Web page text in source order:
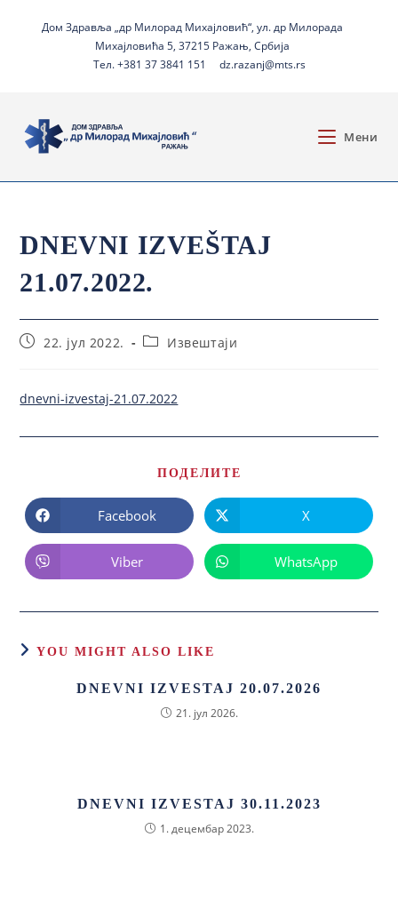
Дом Здравља „др Милорад Михајловић“, ул. др Милорада
Михајловића 5, 37215 Ражањ, Србија
Тел. +381 37 3841 151
dz.razanj@mts.rs
Мени
DNEVNI IZVEŠTAJ
21.07.2022.
22. јул 2022. Извештаји
dnevni-izvestaj-21.07.2022
ПОДЕЛИТЕ
Facebook X
Viber WhatsApp
YOU MIGHT ALSO LIKE
DNEVNI IZVESTAJ 20.07.2026
21. јул 2026.
DNEVNI IZVESTAJ 30.11.2023
1. децембар 2023.